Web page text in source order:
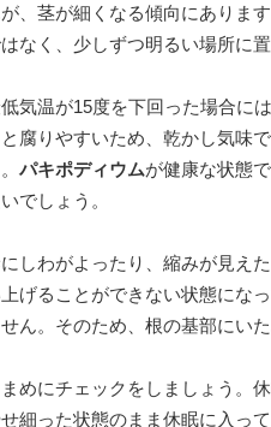
が、茎が細くなる傾向にありま
なく、少しずつ明るい場所に
気温が15度を下回った場合に
と腐りやすいため、乾かし気味
パキポディウムが健康な状態
でしょう。
しわがよったり、縮みが見え
げることができない状態にな
せん。そのため、根の基部にい
まめにチェックをしましょう。
細った状態のまま休眠に入っ